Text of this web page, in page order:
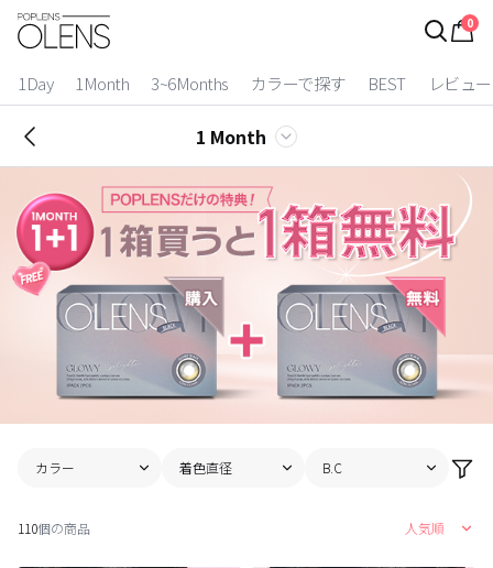
0
1Day 1Month 3~6Months カラーで探す BEST レビュー
ログイン
カラコン比較
今月限定特典
ベスト
カラコン
装着期間
2 Weeks
1 Month
3~6 Months
ブラウン
1 Month
カラー 着色直径 B.C
110個の商品 人気順